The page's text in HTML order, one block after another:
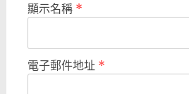
顯示名稱 *
電子郵件地址 *